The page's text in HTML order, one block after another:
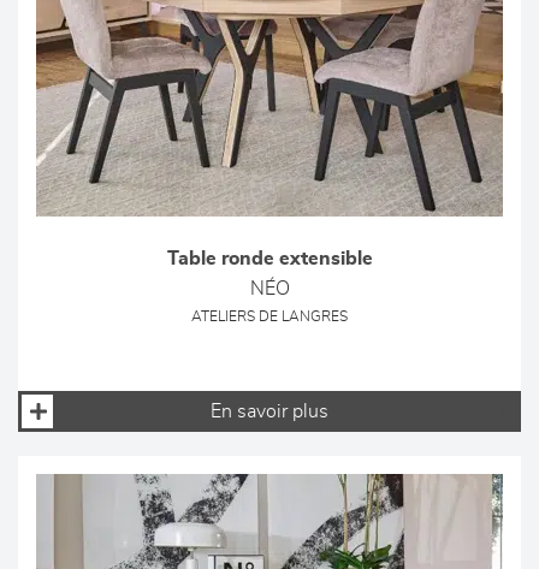
Table ronde extensible
NÉO
ATELIERS DE LANGRES
En savoir plus